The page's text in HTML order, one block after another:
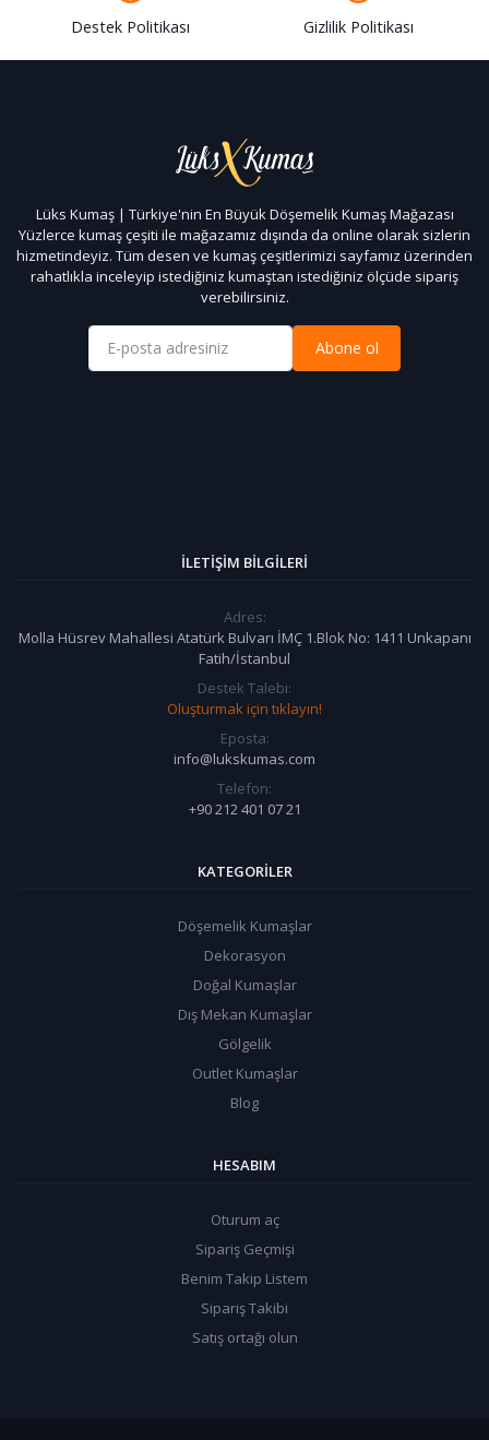
Destek Politikası Gizlilik Politikası
Lüks Kumaş | Türkiye'nin En Büyük Döşemelik Kumaş Mağazası
Yüzlerce kumaş çeşiti ile mağazamız dışında da online olarak sizlerin
hizmetindeyiz. Tüm desen ve kumaş çeşitlerimizi sayfamız üzerinden
rahatlıkla inceleyip istediğiniz kumaştan istediğiniz ölçüde sipariş
verebilirsiniz.
Abone ol
İLETIŞIM BILGILERI
Adres:
Molla Hüsrev Mahallesi Atatürk Bulvarı İMÇ 1.Blok No: 1411 Unkapanı
Fatih/İstanbul
Destek Talebi:
Oluşturmak için tıklayın!
Eposta:
info@lukskumas.com
Telefon:
+90 212 401 07 21
KATEGORILER
Döşemelik Kumaşlar
Dekorasyon
Doğal Kumaşlar
Dış Mekan Kumaşlar
Gölgelik
Outlet Kumaşlar
Blog
HESABIM
Oturum aç
Sipariş Geçmişi
Benim Takip Listem
Sipariş Takibi
Satış ortağı olun